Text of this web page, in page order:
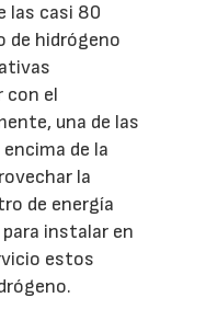
las casi 80
de hidrógeno
con el
una de las
de la
la
de energía
instalar en
estos